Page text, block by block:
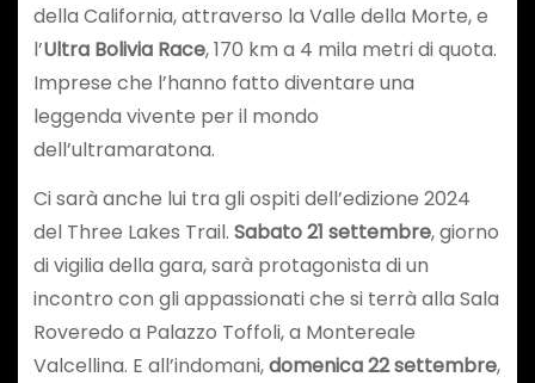
della California, attraverso la Valle della Morte, e
l’Ultra Bolivia Race, 170 km a 4 mila metri di quota.
Imprese che l’hanno fatto diventare una
leggenda vivente per il mondo
dell’ultramaratona.
Ci sarà anche lui tra gli ospiti dell’edizione 2024
del Three Lakes Trail. Sabato 21 settembre, giorno
di vigilia della gara, sarà protagonista di un
incontro con gli appassionati che si terrà alla Sala
Roveredo a Palazzo Toffoli, a Montereale
Valcellina. E all’indomani,domenica 22 settembre,